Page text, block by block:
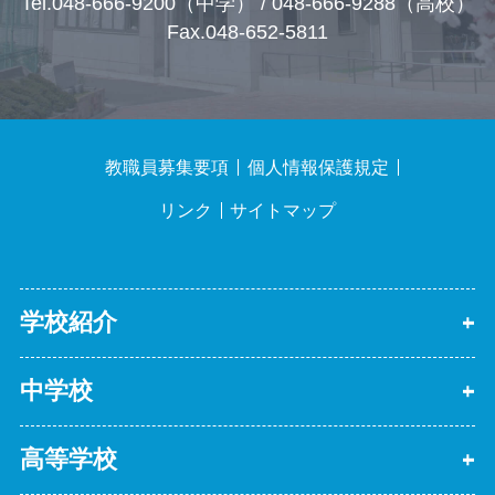
Fax.048-652-5811
学校紹介
中学校
高等学校
教職員募集要項 個人情報保護規定
リンク サイトマップ